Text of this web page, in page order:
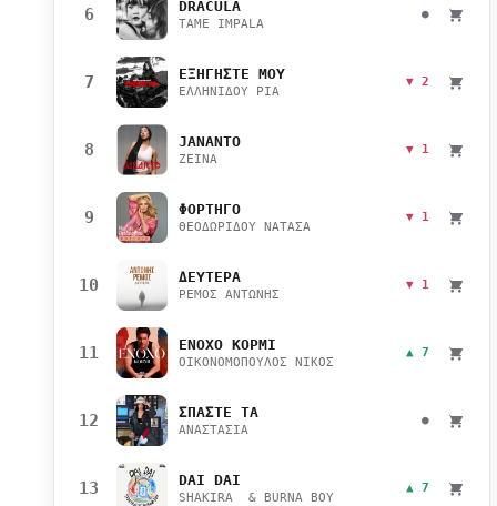
6 DRACULA
TAME IMPALA
●
7 ΕΞΗΓΗΣΤΕ ΜΟΥ
ΕΛΛΗΝΙΔΟΥ ΡΙΑ
▼ 2
8 JANANTO
ZEINA
▼ 1
9 ΦΟΡΤΗΓΟ
ΘΕΟΔΩΡΙΔΟΥ ΝΑΤΑΣΑ
▼ 1
10 ΔΕΥΤΕΡΑ
ΡΕΜΟΣ ΑΝΤΩΝΗΣ
▼ 1
11 ΕΝΟΧΟ ΚΟΡΜΙ
ΟΙΚΟΝΟΜΟΠΟΥΛΟΣ ΝΙΚΟΣ
▲ 7
12 ΣΠΑΣΤΕ ΤΑ
ΑΝΑΣΤΑΣΙΑ
●
13 DAI DAI
SHAKIRA & BURNA BOY
▲ 7